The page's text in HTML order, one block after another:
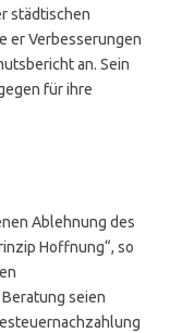
städtischen
er Verbesserungen
an. Sein
für ihre
Ablehnung des
Hoffnung“, so
seien